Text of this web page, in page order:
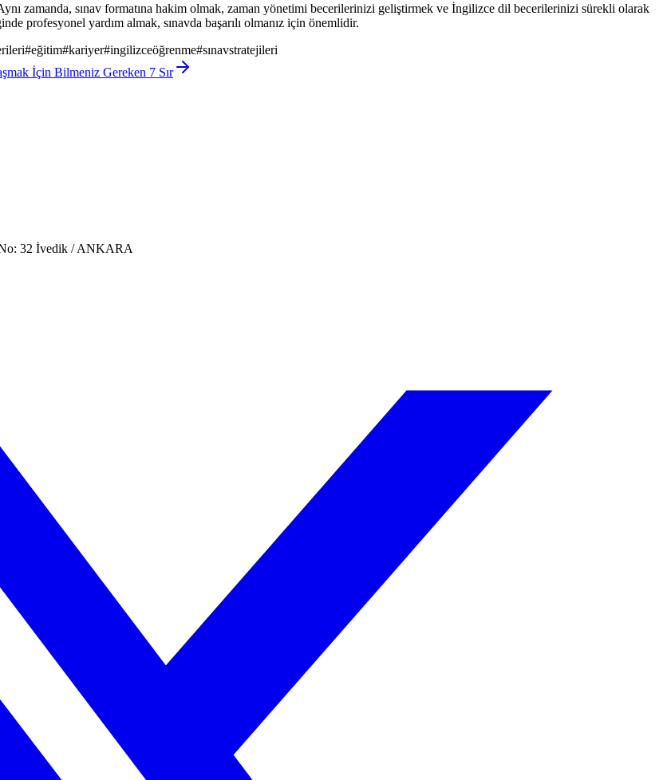
zamanda, sınav formatına hakim olmak, zaman yönetimi becerilerinizi geliştirmek ve İngilizce dil becerilerinizi sürekli olarak
profesyonel yardım almak, sınavda başarılı olmanız için önemlidir.
#eğitim#kariyer#ingilizceöğrenme#sınavstratejileri
İçin Bilmeniz Gereken 7 Sır
32 İvedik / ANKARA